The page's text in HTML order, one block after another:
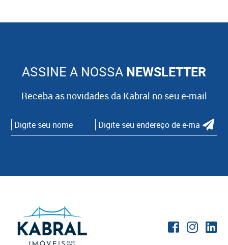
ASSINE A NOSSA NEWSLETTER
Receba as novidades da Kabral no seu e-mail